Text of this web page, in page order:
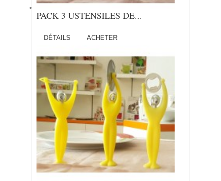
PACK 3 USTENSILES DE...
DÉTAILS ACHETER